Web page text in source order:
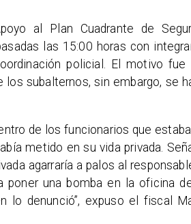
al Plan Cuadrante de
las 15:00 horas con
policial. El motivo fue
subalternos, sin embargo, se
de los funcionarios que
metido en su vida privada.
agarraría a palos al
poner una bomba en la oficina
lo denunció”, expuso el fiscal